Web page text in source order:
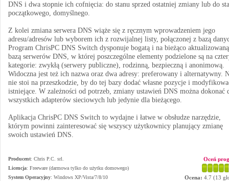
DNS i dwa stopnie ich cofnięcia: do stanu sprzed ostatniej zmiany lub do
początkowego, domyślnego.
Z kolei zmiana serwera DNS wiąże się z ręcznym wprowadzeniem jego
adresu/adresów lub wyborem ich z rozwijalnej listy, połączonej z bazą
Program ChrisPC DNS Switch dysponuje bogatą i na bieżąco aktualizowaną
bazą serwerów DNS, w której poszczególne elementy podzielone są na
kategorie: zwykłą (serwery publiczne), rodzinną, bezpieczną i anonimową.
Widoczna jest też ich nazwa oraz dwa adresy: preferowany i alternatywny.
nie stoi na przeszkodzie, by do tej bazy dodać własne pozycje i
istniejące. W zależności od potrzeb, zmiany ustawień DNS można dokonać
wszystkich adapterów sieciowych lub jedynie dla bieżącego.
Aplikacja ChrisPC DNS Switch to wydajne i łatwe w obsłudze narzędzie,
którym powinni zainteresować się wszyscy użytkownicy planujący zmianę
swoich ustawień DNS.
Producent: Chris P.C. srl.
Licencja: Freeware (darmowa tylko do użytku domowego)
System Operacyjny: Windows XP/Vista/7/8/10
Oceń
Ocena: 4.7 (13